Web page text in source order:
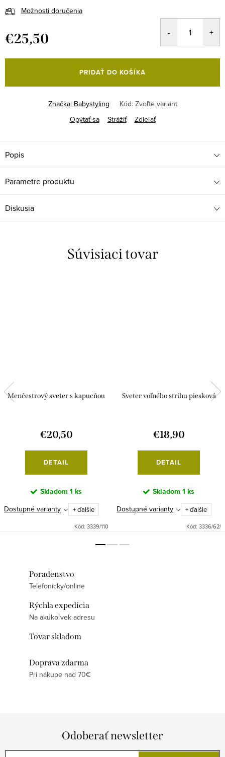
Možnosti doručenia
€25,50
cena:
PRIDAŤ DO KOŠÍKA
Značka: Babystyling Kód: Zvoľte variant
Opýtať sa
Strážiť Zdieľať
Popis
Parametre produktu
Diskusia
Súvisiaci tovar
Menčestrový sveter s kapucňou
€20,50
DETAIL
Skladom 1 ks
Dostupné varianty + ďalšie
Kód: 3339/110
Sveter voľného strihu piesková
€18,90
DETAIL
Skladom 1 ks
Dostupné varianty + ďalšie
Kód: 3336/62/
Poradenstvo
Telefonicky/online
Rýchla expedícia
Na akúkoľvek adresu
Tovar skladom
Doprava zdarma
Pri nákupe nad 70€
Odoberať newsletter